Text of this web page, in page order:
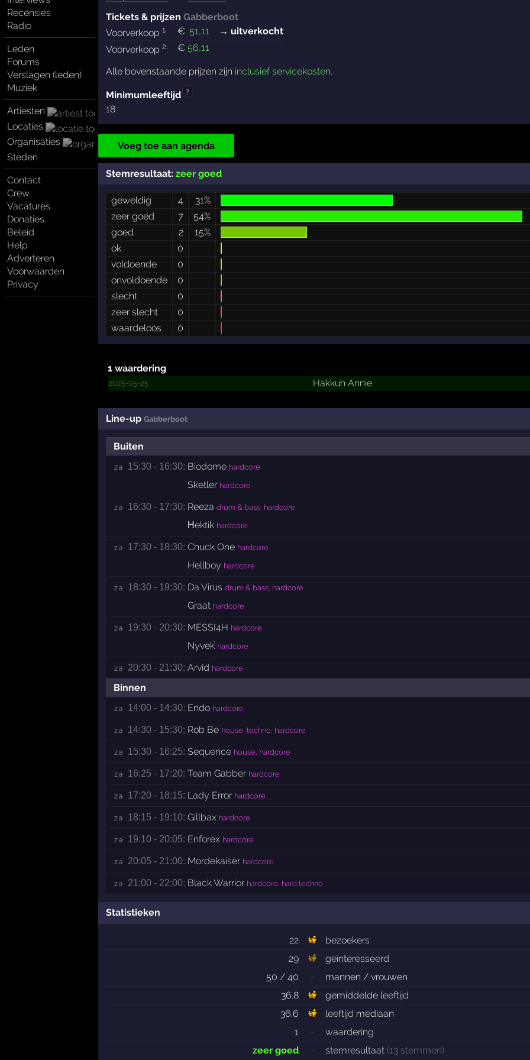
Recensies
Radio
Leden
Forums
Verslagen (leden)
Muziek
Artiesten
Locaties
Organisaties
Steden
Contact
Crew
Vacatures
Donaties
Beleid
Help
Adverteren
Voorwaarden
Privacy
Tickets & prijzen Gabberboot
Voorverkoop 1: € 51,11
→ uitverkocht
Voorverkoop 2: € 56,11
Alle bovenstaande prijzen zijn inclusief servicekosten.
Minimumleeftijd ?
18
Voeg toe aan agenda
Stemresultaat: zeer goed
geweldig 4
31%
zeer goed
7
54%
goed
2
15%
ok
0
voldoende
0
onvoldoende
0
slecht
0
zeer slecht
0
waardeloos
0
1 waardering
2025-05-25 Hakkuh Annie
Line-up Gabberboot
Buiten
za 15:30 - 16:30: Biodome hardcore
Sketler hardcore
za 16:30 - 17:30: Reeza drum & bass, hardcore
Нektik hardcore
za 17:30 - 18:30: Chuck One hardcore
Hellboy hardcore
za 18:30 - 19:30: Da Virus drum & bass, hardcore
Graat hardcore
za 19:30 - 20:30: MESSI4H hardcore
Nyvek hardcore
za 20:30 - 21:30: Arvid hardcore
Binnen
za 14:00 - 14:30: Endo hardcore
za 14:30 - 15:30: Rob Be house, techno, hardcore
za 15:30 - 16:25: Sequence house, hardcore
za 16:25 - 17:20: Team Gabber hardcore
za 17:20 - 18:15: Lady Error hardcore
za 18:15 - 19:10: Gillbax hardcore
za 19:10 - 20:05: Enforex hardcore
za 20:05 - 21:00: Mordekaiser hardcore
za 21:00 - 22:00: Black Warrior hardcore, hard techno
Statistieken
22
bezoekers
29
geïnteresseerd
50 / 40
·
mannen / vrouwen
36.8
gemiddelde leeftijd
36.6
leeftijd mediaan
1
·
waardering
zeer goed
· stemresultaat (13 stemmen)